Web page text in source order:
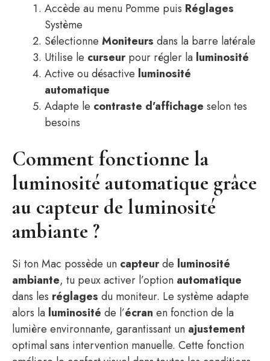
Accède au menu Pomme puis Réglages
Système
Sélectionne Moniteurs dans la barre latérale
Utilise le curseurpour régler la luminosité
Active ou désactive luminosité
automatique
Adapte le contraste d’affichage selon tes
besoins
Comment fonctionne la
luminosité automatique grâce
au capteur de luminosité
ambiante ?
Si ton Mac possède un capteurde luminosité
ambiante, tu peux activer l’option automatique
dans les réglages du moniteur. Le système adapte
alors la luminosité de l’écran en fonction de la
lumière environnante, garantissant un ajustement
optimal sans intervention manuelle. Cette fonction